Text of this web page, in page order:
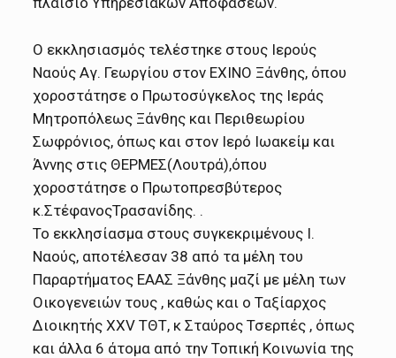
Ο εκκλησιασμός τελέστηκε στους Ιερούς
Ναούς Αγ. Γεωργίου στον ΕΧΙΝΟ Ξάνθης, όπου
χοροστάτησε ο Πρωτοσύγκελος της Ιεράς
Μητροπόλεως Ξάνθης και Περιθεωρίου
Σωφρόνιος, όπως και στον Ιερό Ιωακείμ και
Άννης στις ΘΕΡΜΕΣ(Λουτρά),όπου
χοροστάτησε ο Πρωτοπρεσβύτερος
κ.ΣτέφανοςΤρασανίδης. .
Το εκκλησίασμα στους συγκεκριμένους Ι.
Ναούς, αποτέλεσαν 38 από τα μέλη του
Παραρτήματος ΕΑΑΣ Ξάνθης μαζί με μέλη των
Οικογενειών τους , καθώς και ο Ταξίαρχος
Διοικητής XXV ΤΘΤ, κ Σταύρος Τσερπές , όπως
και άλλα 6 άτομα από την Τοπική Κοινωνία της